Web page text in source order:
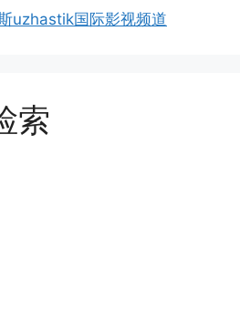
uzhastik国际影视频道
索